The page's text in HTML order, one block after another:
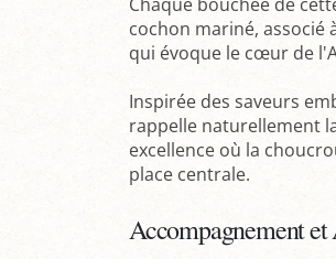
cochon mariné,
qui évoque le cœur de
Inspirée des saveurs
rappelle naturellement
excellence où la
place centrale.
Accompagnement et